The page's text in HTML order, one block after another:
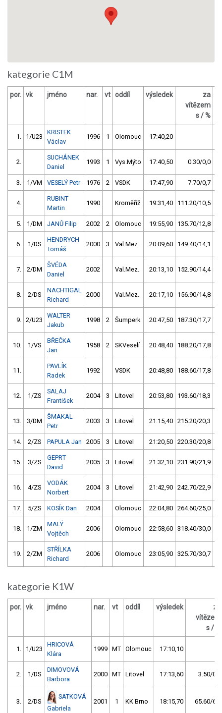
kategorie C1M
por. vk jméno nar. vt oddíl výsledek
za
vítězem
s / %
1. 1/U23
KRISTEK
Václav
1996 1 Olomouc 17:40,20
2.
SUCHÁNEK
Daniel
1993 1 Vys.Mýto 17:40,50 0.30/0,0
3. 1/VM VESELÝ Petr 1976 2 VSDK 17:47,90 7.70/0,7
4.
RUBINT
Martin
1990 Kroměříž 19:31,40 111.20/10,5
5. 1/DM JANŮ Filip 2002 2 Olomouc 19:55,90 135.70/12,8
6. 1/DS
HENDRYCH
Tomáš
2000 3 Val.Mez. 20:09,60 149.40/14,1
7. 2/DM
ŠVÉDA
Daniel
2002 Val.Mez. 20:13,10 152.90/14,4
8. 2/DS
NACHTIGAL
Richard
2000 Val.Mez. 20:17,10 156.90/14,8
9. 2/U23
WALTER
Jakub
1998 2 Šumperk 20:47,50 187.30/17,7
10. 1/VS
BŘEČKA
Jan
1958 2 SKVeselí 20:48,40 188.20/17,8
11.
PAVLÍK
Radek
1992 VSDK 20:48,80 188.60/17,8
12. 1/ZS
SALAJ
František
2004 3 Litovel 20:53,80 193.60/18,3
13. 3/DM
ŠMAKAL
Petr
2003 3 Litovel 21:15,40 215.20/20,3
14. 2/ZS PAPULA Jan 2005 3 Litovel 21:20,50 220.30/20,8
15. 3/ZS
GEPRT
David
2005 3 Litovel 21:32,10 231.90/21,9
16. 4/ZS
VODÁK
Norbert
2004 3 Litovel 21:42,90 242.70/22,9
17. 5/ZS KOSÍK Dan 2004 Olomouc 22:04,80 264.60/25,0
18. 1/ZM
MALÝ
Vojtěch
2006 Olomouc 22:58,60 318.40/30,0
19. 2/ZM
STŘÍLKA
Richard
2006 Olomouc 23:05,90 325.70/30,7
kategorie K1W
por. vk jméno nar. vt oddíl výsledek
za
vítězem
s / %
1. 1/U23
HRICOVÁ
Klára
1999 MT Olomouc 17:10,10
2. 1/DS
DIMOVOVÁ
Barbora
2000 MT Litovel 17:13,60 3.50/0,3
3. 2/DS
SATKOVÁ
Gabriela
2001 1 KK Brno 18:15,70 65.60/6,4